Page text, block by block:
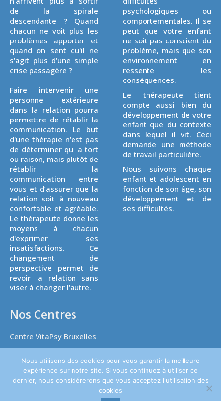
de la spirale
descendante ? Quand
chacun ne voit plus les
problèmes apporter et
quand on sent qu'il ne
s'agit plus d'une simple
crise passagère ?
Faire intervenir une
personne extérieure
dans la relation pourra
permettre de rétablir la
communication. Le but
d'une thérapie n'est pas
de déterminer qui a tort
ou raison, mais plutôt de
rétablir la
communication entre
vous et d’assurer que la
relation soit à nouveau
confortable et agréable.
Le thérapeute donne les
moyens à chacun
d'exprimer ses
insatisfactions. Ce
changement de
perspective permet de
revoir la relation sans
viser à changer l'autre.
psychologiques ou
comportementales. Il se
peut que votre enfant
ne soit pas conscient du
problème, mais que son
environnement en
ressente les
conséquences.
Le thérapeute tient
compte aussi bien du
développement de votre
enfant que du contexte
dans lequel il vit. Ceci
demande une méthode
de travail particulière.
Nous suivons chaque
enfant et adolescent en
fonction de son âge, son
développement et de
ses difficultés.
Nos Centres
Centre VitaPsy Bruxelles
Thérapie de l'enfant.
Tous droits réservés. Powered
Privium – Des services qui soutiennent vos soins. Pour
Nous utilisons des cookies pour vous garantir la meilleure
expérience sur notre site. Si vous continuez à utiliser ce
dernier, nous considérerons que vous acceptez l'utilisation des
cookies